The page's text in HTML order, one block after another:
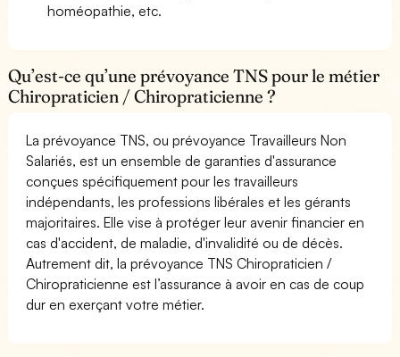
homéopathie, etc.
Qu’est-ce qu’une prévoyance TNS pour le métier
Chiropraticien / Chiropraticienne ?
La prévoyance TNS, ou prévoyance Travailleurs Non
Salariés, est un ensemble de garanties d'assurance
conçues spécifiquement pour les travailleurs
indépendants, les professions libérales et les gérants
majoritaires. Elle vise à protéger leur avenir financier en
cas d'accident, de maladie, d'invalidité ou de décès.
Autrement dit, la prévoyance TNS Chiropraticien /
Chiropraticienne est l’assurance à avoir en cas de coup
dur en exerçant votre métier.